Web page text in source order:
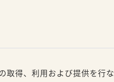
得、利用および提供を行な